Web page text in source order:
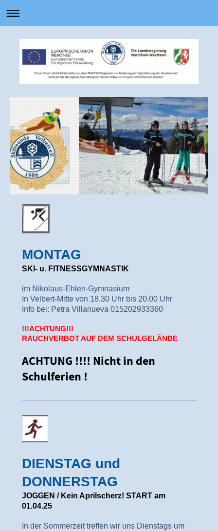
MONTAG
SKI- u. FITNESSGYMNASTIK
im Nikolaus-Ehlen-Gymnasium
In Velbert-Mitte von 18.30 Uhr bis 20.00 Uhr
Info bei: Petra Villanueva 015202933360
!!!ACHTUNG!!!
RAUCHVERBOT AUF DEM SCHULGELÄNDE
ACHTUNG !!!! Nicht in den
Schulferien !
DIENSTAG und
DONNERSTAG
JOGGEN / Kein Aprilscherz! START am
01.04.25
In der Sommerzeit treffen wir uns Dienstags um